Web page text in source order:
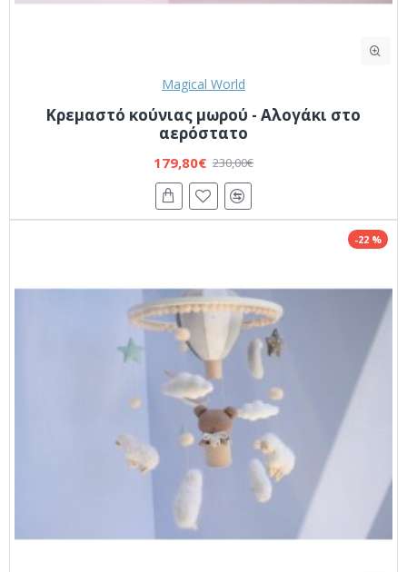
Magical World
Κρεμαστό κούνιας μωρού - Αλογάκι στο
αερόστατο
179,80€ 230,00€
-22 %